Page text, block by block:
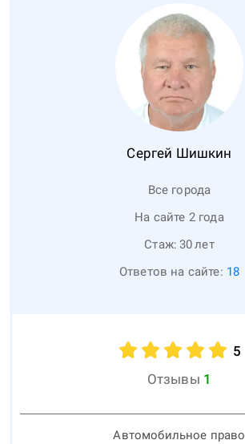
Сергей Шишкин
Все города
На сайте 2 года
Стаж: 30лет
Ответов на сайте: 18
5
Отзывы 1
Автомобильное право